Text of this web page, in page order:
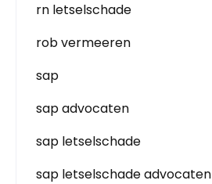
rn letselschade
rob vermeeren
sap
sap advocaten
sap letselschade
sap letselschade advocaten